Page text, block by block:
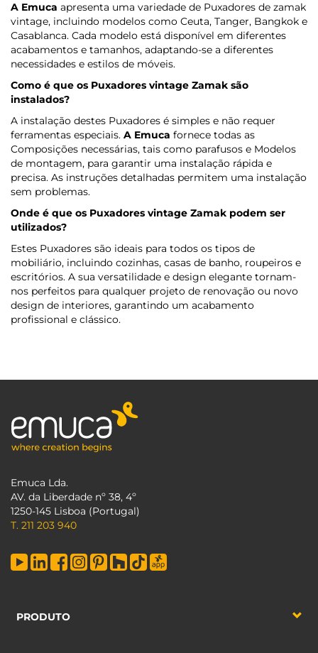
A Emuca apresenta uma variedade de Puxadores de zamak
vintage, incluindo modelos como Ceuta, Tanger, Bangkok e
Casablanca. Cada modelo está disponível em diferentes
acabamentos e tamanhos, adaptando-se a diferentes
necessidades e estilos de móveis.
Como é que os Puxadores vintage Zamak são
instalados?
A instalação destes Puxadores é simples e não requer
ferramentas especiais. A Emuca fornece todas as
Composições necessárias, tais como parafusos e Modelos
de montagem, para garantir uma instalação rápida e
precisa. As instruções detalhadas permitem uma instalação
sem problemas.
Onde é que os Puxadores vintage Zamak podem ser
utilizados?
Estes Puxadores são ideais para todos os tipos de
mobiliário, incluindo cozinhas, casas de banho, roupeiros e
escritórios. A sua versatilidade e design elegante tornam-
nos perfeitos para qualquer projeto de renovação ou novo
design de interiores, garantindo um acabamento
profissional e clássico.
Emuca Lda.
AV. da Liberdade nº 38, 4º
1250-145 Lisboa (Portugal)
T. 211 203 940
PRODUTO